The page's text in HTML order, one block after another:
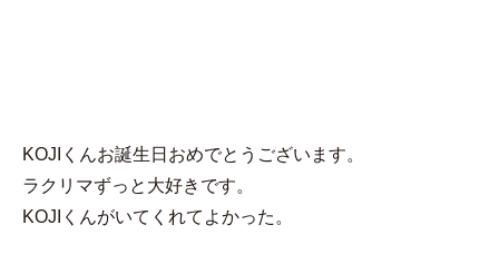
KOJIくんお誕生日おめでとうございます。
ラクリマずっと大好きです。
KOJIくんがいてくれてよかった。